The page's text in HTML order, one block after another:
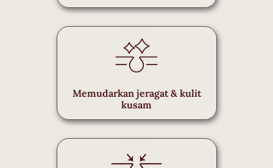
Memudarkan jeragat & kulit
kusam